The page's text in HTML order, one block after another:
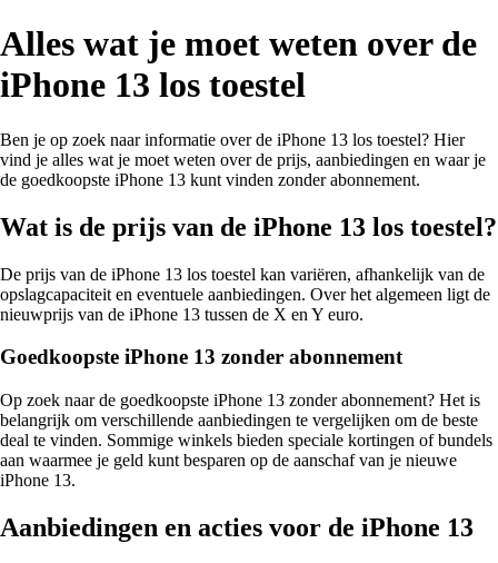
Alles wat je moet weten over de
iPhone 13 los toestel
Ben je op zoek naar informatie over de iPhone 13 los toestel? Hier
vind je alles wat je moet weten over de prijs, aanbiedingen en waar je
de goedkoopste iPhone 13 kunt vinden zonder abonnement.
Wat is de prijs van de iPhone 13 los toestel?
De prijs van de iPhone 13 los toestel kan variëren, afhankelijk van de
opslagcapaciteit en eventuele aanbiedingen. Over het algemeen ligt de
nieuwprijs van de iPhone 13 tussen de X en Y euro.
Goedkoopste iPhone 13 zonder abonnement
Op zoek naar de goedkoopste iPhone 13 zonder abonnement? Het is
belangrijk om verschillende aanbiedingen te vergelijken om de beste
deal te vinden. Sommige winkels bieden speciale kortingen of bundels
aan waarmee je geld kunt besparen op de aanschaf van je nieuwe
iPhone 13.
Aanbiedingen en acties voor de iPhone 13